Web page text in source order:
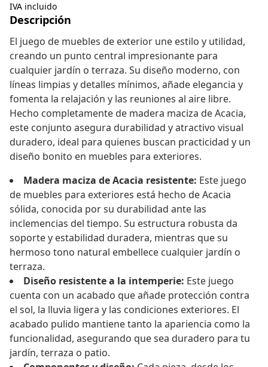
IVA incluido
Descripción
El juego de muebles de exterior une estilo y utilidad,
creando un punto central impresionante para
cualquier jardín o terraza. Su diseño moderno, con
líneas limpias y detalles mínimos, añade elegancia y
fomenta la relajación y las reuniones al aire libre.
Hecho completamente de madera maciza de Acacia,
este conjunto asegura durabilidad y atractivo visual
duradero, ideal para quienes buscan practicidad y un
diseño bonito en muebles para exteriores.
Madera maciza de Acacia resistente: Este juego
de muebles para exteriores está hecho de Acacia
sólida, conocida por su durabilidad ante las
inclemencias del tiempo. Su estructura robusta da
soporte y estabilidad duradera, mientras que su
hermoso tono natural embellece cualquier jardín o
terraza.
Diseño resistente a la intemperie: Este juego
cuenta con un acabado que añade protección contra
el sol, la lluvia ligera y las condiciones exteriores. El
acabado pulido mantiene tanto la apariencia como la
funcionalidad, asegurando que sea duradero para tu
jardín, terraza o patio.